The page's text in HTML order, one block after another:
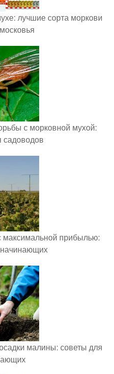
лучшие сорта моркови
с морковной мухой:
садоводов
прибылью:
малины: советы для